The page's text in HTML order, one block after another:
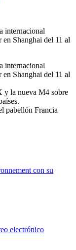
internacional
Shanghai del 11 al
internacional
Shanghai del 11 al
y la nueva M4 sobre
pabellón Francia
con su
electrónico